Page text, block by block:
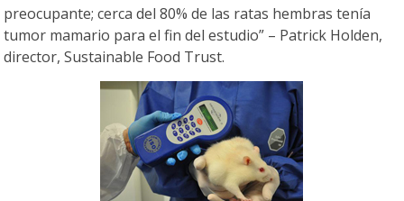
preocupante; cerca del 80% de las ratas hembras tenía
tumor mamario para el fin del estudio” – Patrick Holden,
director, Sustainable Food Trust.